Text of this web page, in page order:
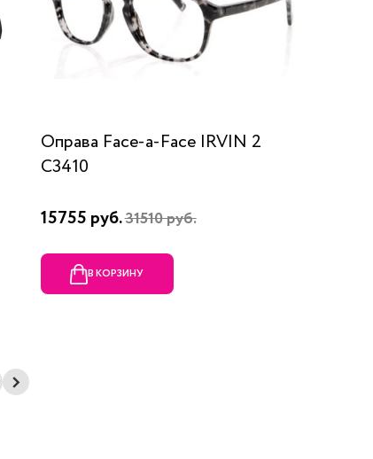
Оправа Face-a-Face IRVIN 2
C3410
15755 руб.31510 руб.
В КОРЗИНУ